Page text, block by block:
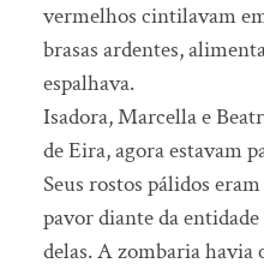
vermelhos cintilavam
brasas ardentes,
espalhava.
Isadora, Marcella e
de Eira, agora estavam
Seus rostos pálidos
pavor diante da
delas. A zombaria havia